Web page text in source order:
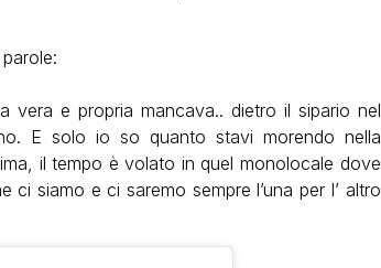
vera e propria mancava.. dietro il sipario nel
E solo io so quanto stavi morendo nella
il tempo è volato in quel monolocale dove
siamo e ci saremo sempre l’una per l’ altro